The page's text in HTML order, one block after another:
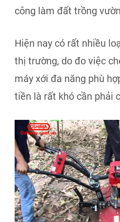
công làm đất trồng
Hiện nay có rất nhiều
thị trường, do đo việc
máy xới đa năng phù
tiền là rất khó cần phải